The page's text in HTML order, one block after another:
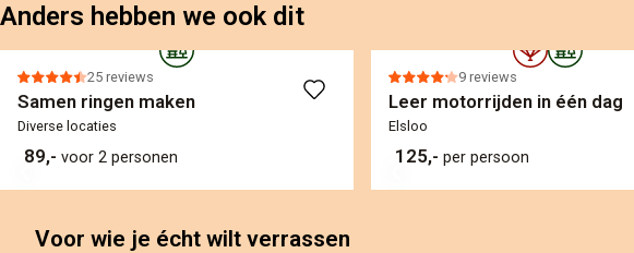
Anders hebben we ook dit
25 reviews
Samen ringen maken
Diverse locaties
89,- voor 2 personen
9 reviews
Leer motorrijden in één dag
Elsloo
125,- per persoon
Voor wie je écht wilt verrassen